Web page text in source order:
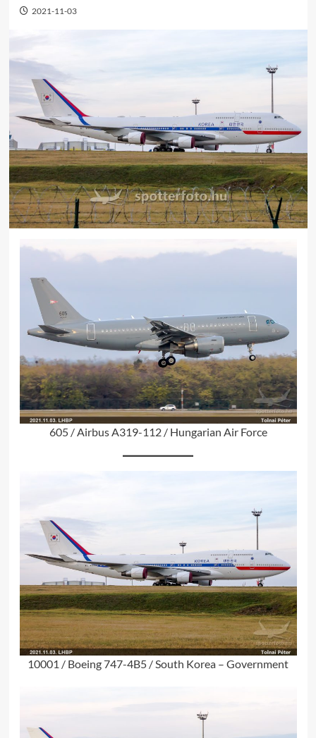
2021-11-03
605 / Airbus A319-112 / Hungarian Air Force
10001 / Boeing 747-4B5 / South Korea – Government